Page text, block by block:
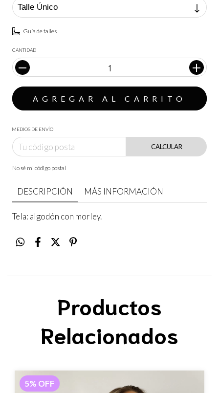
Guía de talles
CANTIDAD
MEDIOS DE ENVÍO
CALCULAR
No sé mi código postal
DESCRIPCIÓN MÁS INFORMACIÓN
Tela: algodón con morley.
Productos
Relacionados
5% OFF